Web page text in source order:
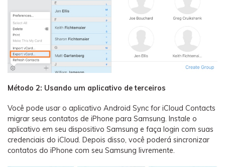
Método 2: Usando um aplicativo de terceiros
Você pode usar o aplicativo Android Sync for iCloud Contacts
migrar seus contatos de iPhone para Samsung. Instale o
aplicativo em seu dispositivo Samsung e faça login com suas
credenciais do iCloud. Depois disso, você poderá sincronizar
contatos do iPhone com seu Samsung livremente.